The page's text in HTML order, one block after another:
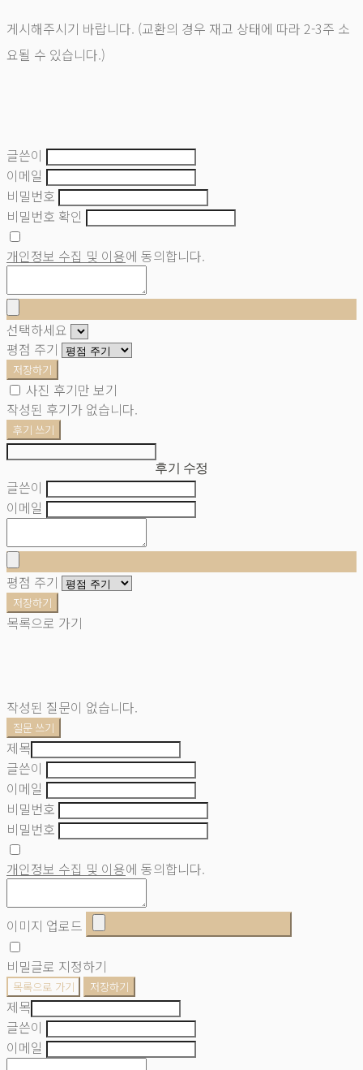
게시해주시기 바랍니다. (교환의 경우 재고 상태에 따라 2-3주 소
요될 수 있습니다.)
글쓴이
이메일
비밀번호
비밀번호 확인
개인정보 수집 및 이용에 동의합니다.
선택하세요
평점 주기
저장하기
사진 후기만 보기
작성된 후기가 없습니다.
후기 쓰기
후기 수정
글쓴이
이메일
평점 주기
저장하기
목록으로 가기
작성된 질문이 없습니다.
질문 쓰기
제목
글쓴이
이메일
비밀번호
비밀번호
개인정보 수집 및 이용에 동의합니다.
이미지 업로드
비밀글로 지정하기
목록으로 가기 저장하기
제목
글쓴이
이메일